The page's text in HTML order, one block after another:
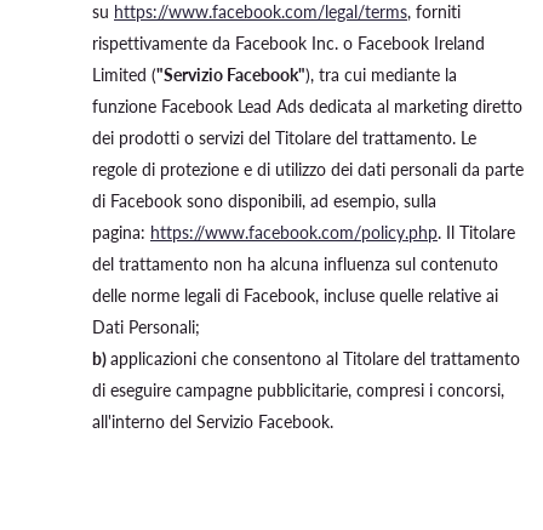
su https://www.facebook.com/legal/terms, forniti
rispettivamente da Facebook Inc. o Facebook Ireland
Limited ("Servizio Facebook"), tra cui mediante la
funzione Facebook Lead Ads dedicata al marketing diretto
dei prodotti o servizi del Titolare del trattamento. Le
regole di protezione e di utilizzo dei dati personali da parte
di Facebook sono disponibili, ad esempio, sulla
pagina: https://www.facebook.com/policy.php. Il Titolare
del trattamento non ha alcuna influenza sul contenuto
delle norme legali di Facebook, incluse quelle relative ai
Dati Personali;
b)applicazioni che consentono al Titolare del trattamento
di eseguire campagne pubblicitarie, compresi i concorsi,
all'interno del Servizio Facebook.